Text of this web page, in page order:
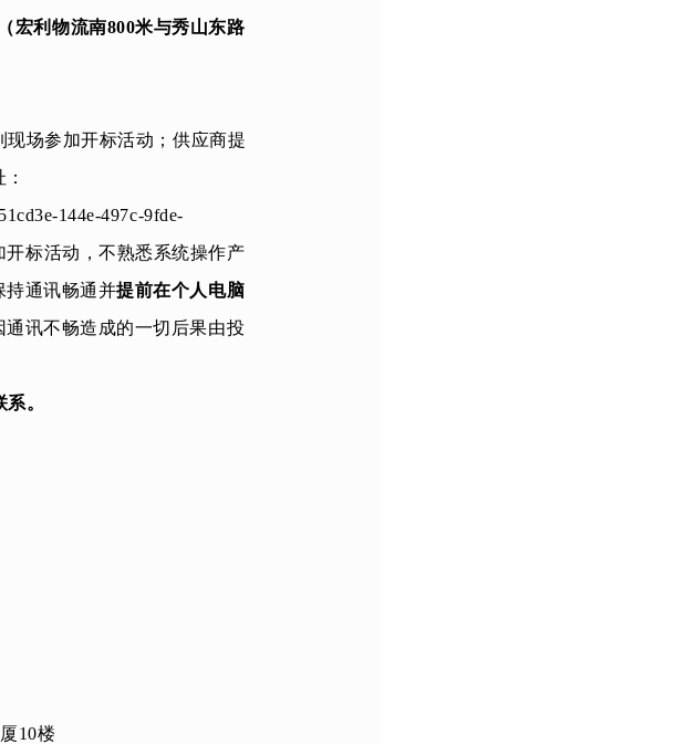
宏利物流南800米与秀山东路
场参加开标活动；供应商提
144e-497c-9fde-
开标活动，不熟悉系统操作产
持通讯畅通并提前在个人电脑
通讯不畅造成的一切后果由投
。
10楼